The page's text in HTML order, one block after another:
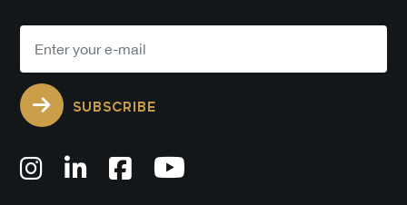
SUBSCRIBE